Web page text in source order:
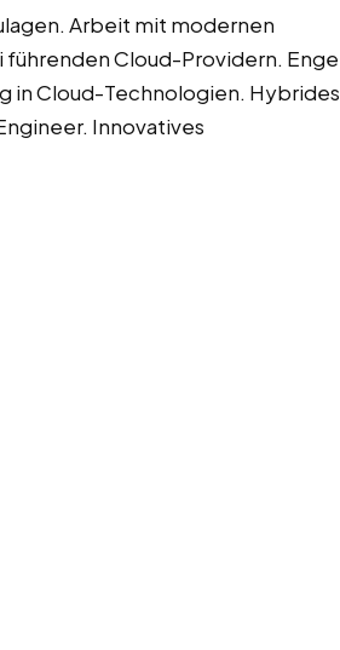
Arbeit mit modernen
Cloud-Providern. Enge
in Cloud-Technologien. Hybrides
Innovatives